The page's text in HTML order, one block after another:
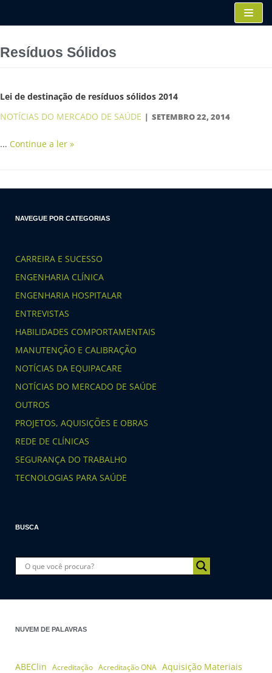
para
conteúdo
Resíduos Sólidos
Lei de destinação de resíduos sólidos 2014
NOTÍCIAS DO MERCADO DE SAÚDE
SETEMBRO 22, 2014
… Continue a ler »
NAVEGUE POR CATEGORIAS
CARREIRA E SUCESSO
ENGENHARIA CLÍNICA
ENGENHARIA HOSPITALAR
ENTREVISTAS
HABILIDADES COMPORTAMENTAIS
MANUTENÇÃO E CALIBRAÇÃO
NOTÍCIAS DA EQUIPACARE
NOTÍCIAS DO MERCADO DE SAÚDE
OUTROS
PROJETOS, AQUISIÇÕES E OBRAS
REDE DE CLÍNICAS
SEGURANÇA DO TRABALHO
TECNOLOGIAS PARA SAÚDE
BUSCA
NUVEM DE PALAVRAS
ABEClin Acreditação Acreditação ONA Aquisição Materiais